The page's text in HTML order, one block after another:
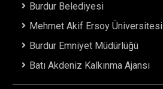
Burdur Belediyesi
Mehmet Akif Ersoy Üniversitesi
Burdur Emniyet Müdürlüğü
Batı Akdeniz Kalkınma Ajansı